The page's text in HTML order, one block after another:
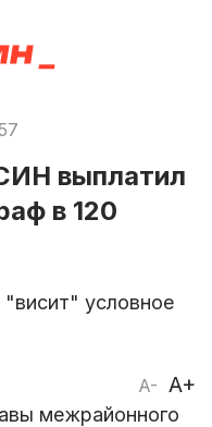
выплатил
в 120
"висит" условное
A- A+
межрайонного